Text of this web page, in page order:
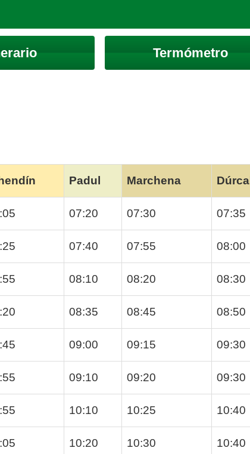
Termómetro
Padul Marchena Dúrcal
07:20 07:30 07:35
07:40 07:55 08:00
08:10 08:20 08:30
08:35 08:45 08:50
09:00 09:15 09:30
09:10 09:20 09:30
10:10 10:25 10:40
10:20 10:30 10:40